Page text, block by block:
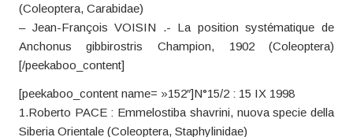
(Coleoptera, Carabidae)
– Jean-François VOISIN .- La position systématique de
Anchonus gibbirostris Champion, 1902 (Coleoptera)
[/peekaboo_content]
[peekaboo_content name= »152″]N°15/2 : 15 IX 1998
1.Roberto PACE : Emmelostiba shavrini, nuova specie della
Siberia Orientale (Coleoptera, Staphylinidae)